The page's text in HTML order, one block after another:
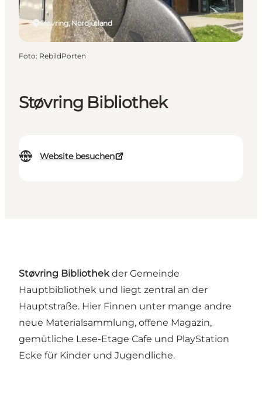
Støvring Bibliothek
Website besuchen
Støvring, Nordjütland
Foto: RebildPorten
Støvring Bibliothekder Gemeinde
Hauptbibliothek und liegt zentral an der
Hauptstraße. Hier Finnen unter mange andre
neue Materialsammlung, offene Magazin,
gemütliche Lese-Etage Cafe und PlayStation
Ecke für Kinder und Jugendliche.